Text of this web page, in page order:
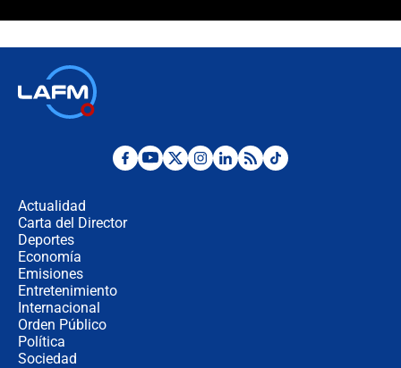
la UNGRD tras el fuerte terremoto de
Fuerte temblor en Colombia hoy:
Actualidad
Carta del Director
Deportes
Economía
Emisiones
Entretenimiento
Internacional
Orden Público
Política
Sociedad